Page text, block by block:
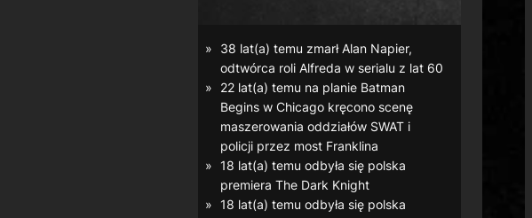
38 lat(a) temu zmarł Alan Napier,
odtwórca roli Alfreda w serialu z lat 60
22 lat(a) temu na planie Batman
Begins w Chicago kręcono scenę
maszerowania oddziałów SWAT i
policji przez most Franklina
18 lat(a) temu odbyła się polska
premieraThe Dark Knight
18 lat(a) temu odbyła się polska